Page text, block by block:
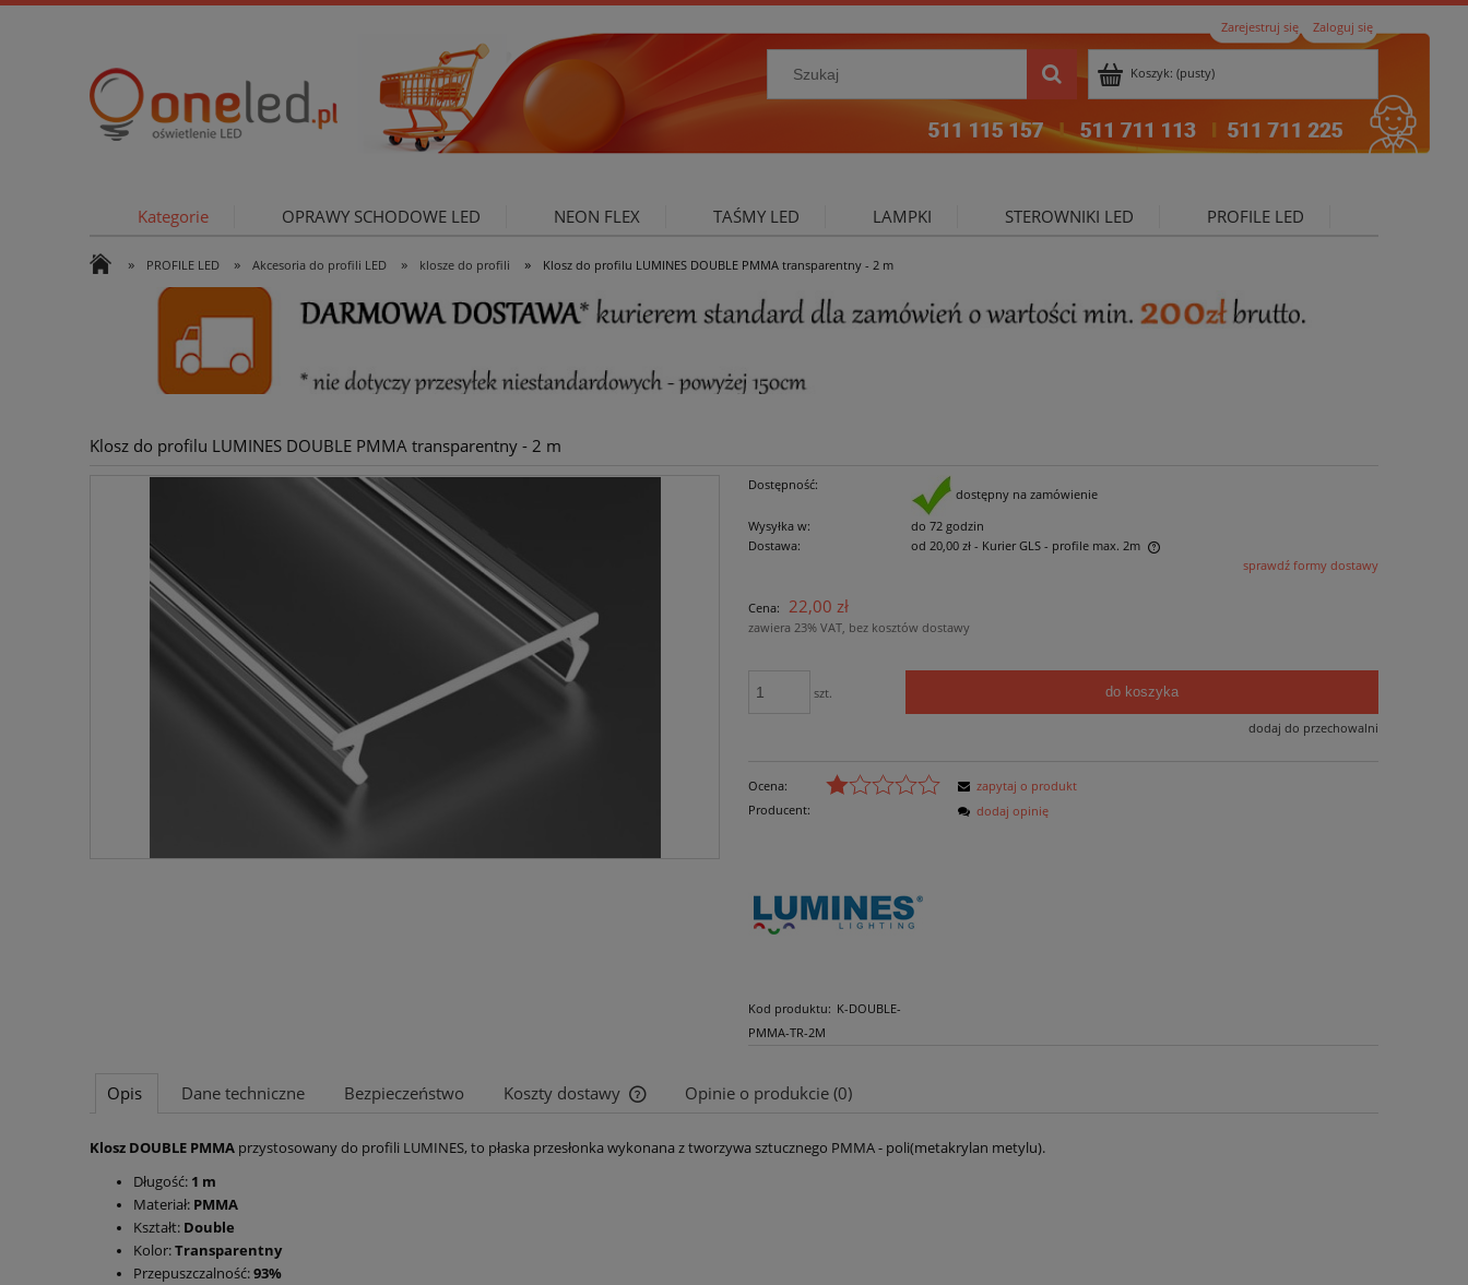
Zarejestruj się Zaloguj się
Koszyk: (pusty)
Kategorie OPRAWY SCHODOWE LED NEON FLEX TAŚMY LED LAMPKI STEROWNIKI LED PROFILE LED
OŚWIETLENIE ZEWNĘTRZNE OŚWIETLENIE DO SALONU
» PROFILE LED » Akcesoria do profili LED » klosze do profili » Klosz do profilu LUMINES DOUBLE PMMA transparentny - 2 m
Klosz do profilu LUMINES DOUBLE PMMA transparentny - 2 m
Dostępność:
dostępny na zamówienie
Wysyłka w:
do 72 godzin
Dostawa:
od 20,00 zł - Kurier GLS - profile max. 2m
sprawdź formy dostawy
Cena: 22,00 zł
zawiera 23% VAT, bez kosztów dostawy
szt. do koszyka
dodaj do przechowalni
Ocena:
Producent:
Kod produktu: K-DOUBLE-
PMMA-TR-2M
zapytaj o produkt
dodaj opinię
Opis Dane techniczne Bezpieczeństwo Koszty dostawy
Cena nie zawiera ewentualnych kosztów
Opinie o produkcie (0)
Klosz DOUBLE PMMA przystosowany do profili LUMINES, to płaska przesłonka wykonana z tworzywa sztucznego PMMA - poli(metakrylan metylu).
Długość: 1 m
Materiał: PMMA
Kształt: Double
Kolor:Transparentny
Przepuszczalność:93%